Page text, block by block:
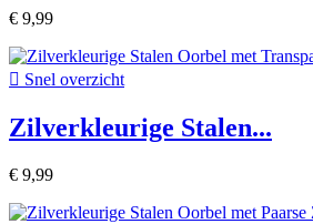
€ 9,99
 Snel overzicht
Zilverkleurige Stalen...
€ 9,99